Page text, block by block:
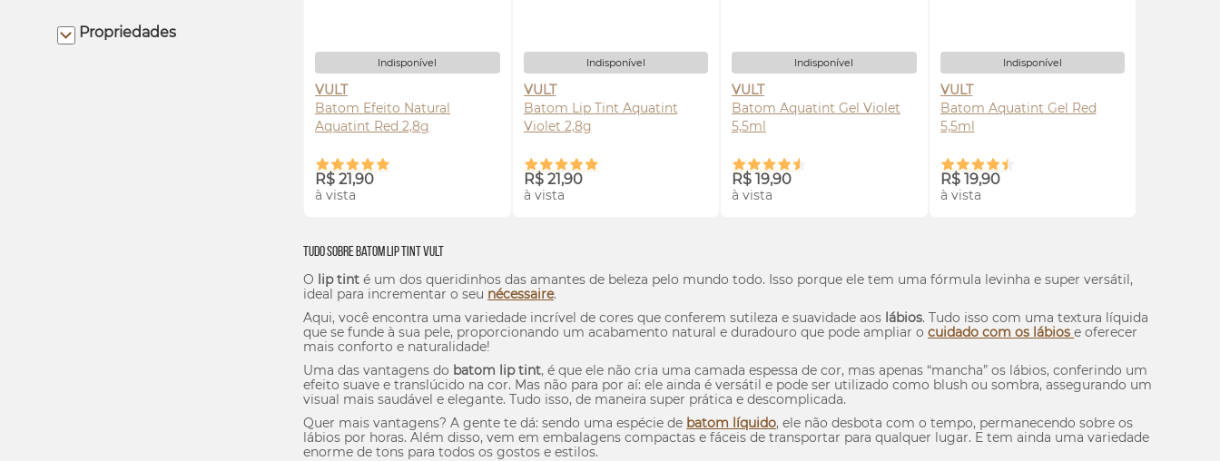
Indisponível
VULT
Batom Efeito Natural
Aquatint Red 2,8g
R$ 21,90
à vista
AVISE-ME
Indisponível
VULT
Batom Lip Tint Aquatint
Violet 2,8g
R$ 21,90
à vista
AVISE-ME
Indisponível
VULT
Batom Aquatint Gel Violet
5,5ml
R$ 19,90
à vista
AVISE-ME
Indisponível
VULT
Batom Aquatint Gel Red
5,5ml
R$ 19,90
à vista
AVISE-ME
Tudo Sobre Batom Lip Tint Vult
O liptint é um dos queridinhos das amantes de beleza pelo mundo todo. Isso porque ele tem uma fórmula levinha e super versátil,
ideal para incrementar o seu nécessaire.
Aqui, você encontra uma variedade incrível de cores que conferem sutileza e suavidade aos lábios. Tudo isso com uma textura líquida
que se funde à sua pele, proporcionando um acabamento natural e duradouro que pode ampliar ocuidado com os lábiose oferecer
mais conforto e naturalidade!
Uma das vantagens do batom liptint, é que ele não cria uma camada espessa de cor, mas apenas “mancha” os lábios, conferindo um
efeito suave e translúcido na cor. Mas não para por aí: ele ainda é versátil e pode ser utilizado como blush ou sombra, assegurando um
visual mais saudável e elegante. Tudo isso, de maneira super prática e descomplicada.
Quer mais vantagens? A gente te dá: sendo uma espécie de batom líquido, ele não desbota com o tempo, permanecendo sobre os
lábios por horas. Além disso, vem em embalagens compactas e fáceis de transportar para qualquer lugar. E tem ainda uma variedade
enorme de tons para todos os gostos e estilos.
Propriedades